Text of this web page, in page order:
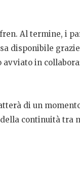
Al termine, i
disponibile
avviato in
di un
continuità tra